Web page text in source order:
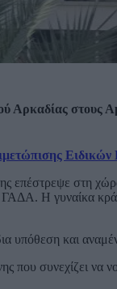
Αρκαδίας
επέστρεψε στη
Η γυναίκα
υπόθεση και
που συνεχίζει να